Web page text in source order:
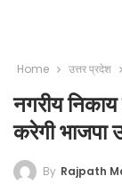
Home उत्तर प्रदेश
नगरीय
करेगी भाजपा
By Rajpath